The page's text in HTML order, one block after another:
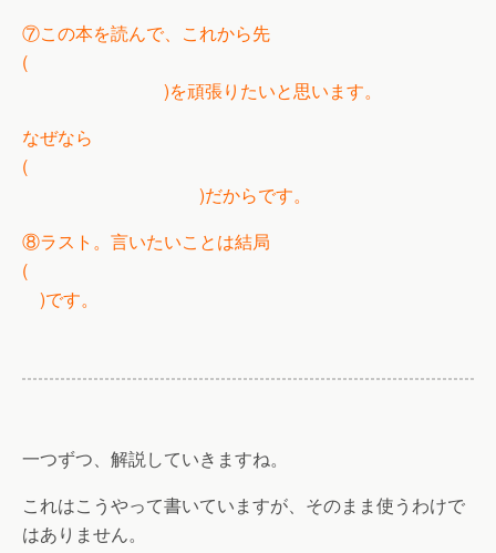
⑦この本を読んで、これから先
(
)を頑張りたいと思います。
なぜなら
(
)だからです。
⑧ラスト。言いたいことは結局
(
)です。
一つずつ、解説していきますね。
これはこうやって書いていますが、そのまま使うわけで
はありません。